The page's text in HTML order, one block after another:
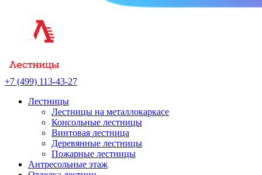
+7 (499) 113-43-27
Лестницы
Лестницы на металлокаркасе
Консольные лестницы
Винтовая лестница
Деревянные лестницы
Пожарные лестницы
Антресольные этаж